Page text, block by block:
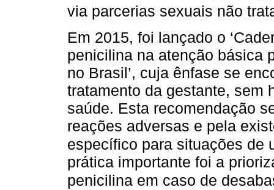
via parcerias sexuais não
Em 2015, foi lançado o
penicilina na atenção básica
no Brasil’, cuja ênfase se
tratamento da gestante, sem
saúde. Esta recomendação
reações adversas e pela
específico para situações de
prática importante foi a
penicilina em caso de